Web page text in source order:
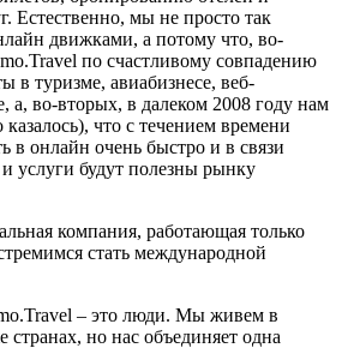
Естественно, мы не просто так
движками, а потому что, во-
по счастливому совпадению
в туризме, авиабизнесе, веб-
а, во-вторых, в далеком 2008 году нам
казалось), что с течением времени
в онлайн очень быстро и в связи
услуги будут полезны рынку
компания, работающая только
стать международной
– это люди. Мы живем в
странах, но нас объединяет одна